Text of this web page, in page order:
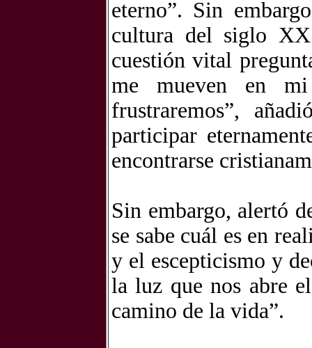
eterno”. Sin
cultura del siglo
cuestión vital
me mueven en
frustraremos”,
participar
encontrarse
Sin embargo, alertó
se sabe cuál es en
y el escepticismo y
la luz que nos abre
camino de la vida”.